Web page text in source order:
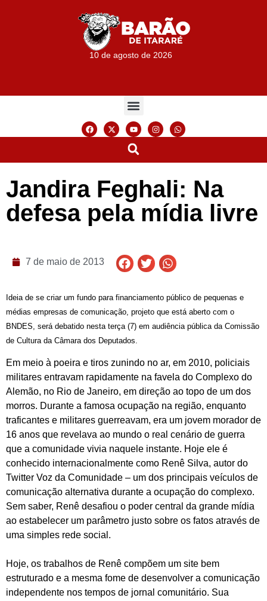
10 de agosto de 2026
Jandira Feghali: Na
defesa pela mídia livre
7 de maio de 2013
Ideia de se criar um fundo para financiamento público de pequenas e
médias empresas de comunicação, projeto que está aberto com o
BNDES, será debatido nesta terça (7) em audiência pública da Comissão
de Cultura da Câmara dos Deputados.
Em meio à poeira e tiros zunindo no ar, em 2010, policiais
militares entravam rapidamente na favela do Complexo do
Alemão, no Rio de Janeiro, em direção ao topo de um dos
morros. Durante a famosa ocupação na região, enquanto
traficantes e militares guerreavam, era um jovem morador de
16 anos que revelava ao mundo o real cenário de guerra
que a comunidade vivia naquele instante. Hoje ele é
conhecido internacionalmente como Renê Silva, autor do
Twitter Voz da Comunidade – um dos principais veículos de
comunicação alternativa durante a ocupação do complexo.
Sem saber, Renê desafiou o poder central da grande mídia
ao estabelecer um parâmetro justo sobre os fatos através de
uma simples rede social.
Hoje, os trabalhos de Renê compõem um site bem
estruturado e a mesma fome de desenvolver a comunicação
independente nos tempos de jornal comunitário. Sua